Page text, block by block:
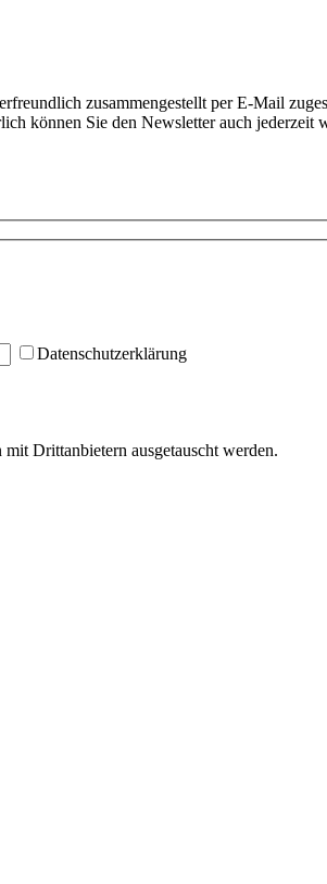
zusammengestellt per E-Mail
können Sie den Newsletter auch jederzeit
Datenschutzerklärung
Drittanbietern ausgetauscht werden.